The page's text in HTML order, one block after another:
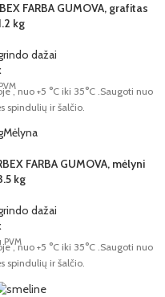
FARBA GUMOVA, grafitas
kg
dažai
, nuo +5 °C iki 35°C .Saugoti nuo
spindulių ir šalčio.
Mėlyna
FARBA GUMOVA, mėlyni
kg
dažai
PVM
, nuo +5 °C iki 35°C .Saugoti nuo
spindulių ir šalčio.